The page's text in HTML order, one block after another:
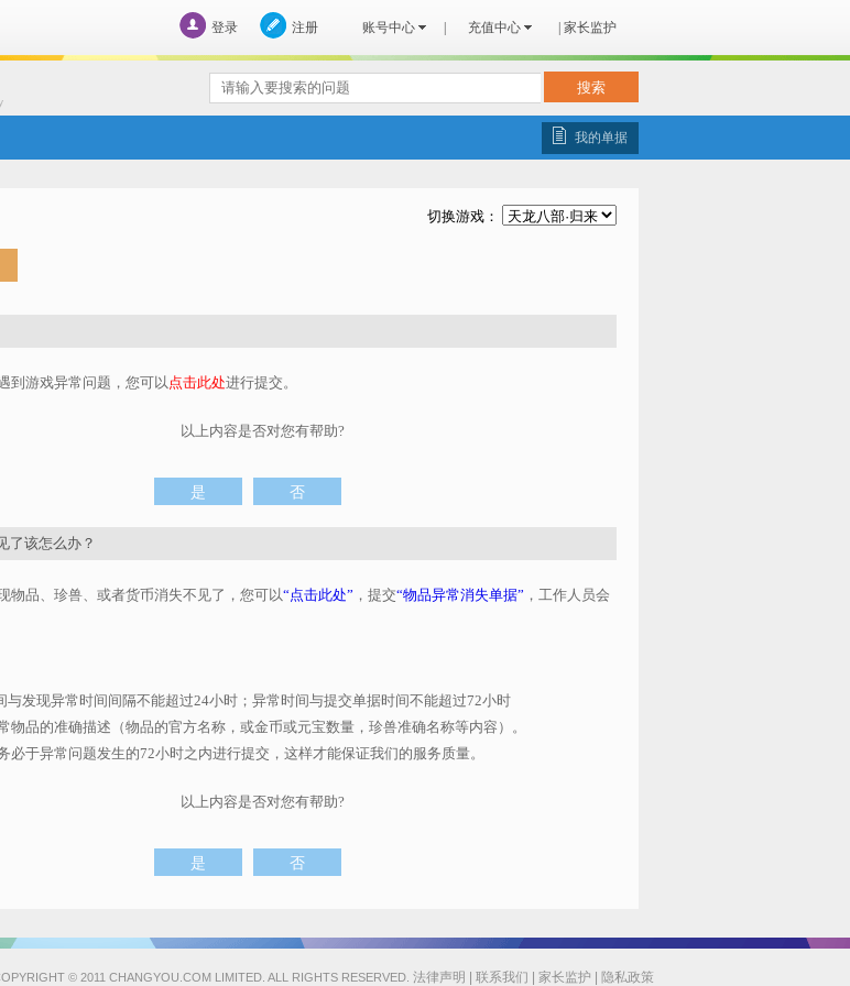
登录 注册 账号中心 充值中心 家长监护
我的单据
切换游戏：
到游戏异常问题，您可以点击此处进行提交。
以上内容是否对您有帮助?
了该怎么办？
物品、珍兽、或者货币消失不见了， 您可以“点击此处” ，提交“物品异常消失单据” ， 工作人员会
发现异常时间间隔不能超过24小时；异常时间与提交单据时间不能超过72小时
品的准确描述（物品的官方名称，或金币或元宝数量，珍兽准确名称等内容）。
必于异常问题发生的72小时之内进行提交，这样才能保证我们的服务质量。
以上内容是否对您有帮助?
© 2011 CHANGYOU.COM LIMITED. ALL RIGHTS RESERVED. 法律声明 联系我们 家长监护 隐私政策